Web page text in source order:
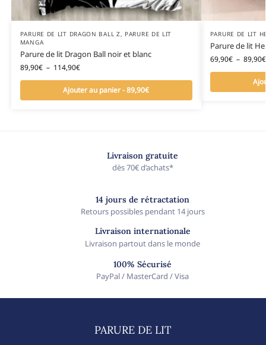
PARURE DE LIT DRAGON BALL Z, PARURE DE LIT
MANGA
Parure de lit Dragon Ball noir et blanc
89,90€ – 114,90€
Ajouter au panier - 89,90€
PARURE DE LIT
Parure de lit
69,90€ – 89,90€
Livraison gratuite
dès 70€ d’achats*
14 jours de rétractation
Retours possibles pendant 14 jours
Livraison internationale
Livraison partout dans le monde
100% Sécurisé
PayPal / MasterCard / Visa
PARURE DE LIT​